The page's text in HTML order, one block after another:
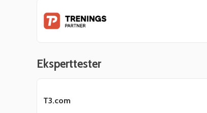
Eksperttester
T3.com